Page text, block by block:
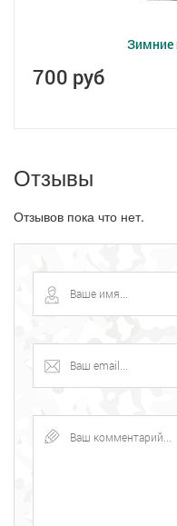
Зимние
700 руб
Отзывы
Отзывов пока что нет.